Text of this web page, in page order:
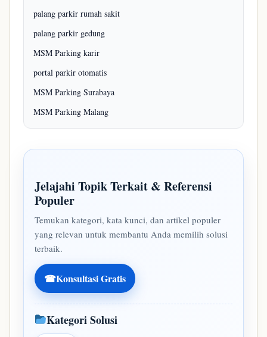
palang parkir rumah sakit
palang parkir gedung
MSM Parking karir
portal parkir otomatis
MSM Parking Surabaya
MSM Parking Malang
Jelajahi Topik Terkait & Referensi
Populer
Temukan kategori, kata kunci, dan artikel populer
yang relevan untuk membantu Anda memilih solusi
terbaik.
☎Konsultasi Gratis
Kategori Solusi